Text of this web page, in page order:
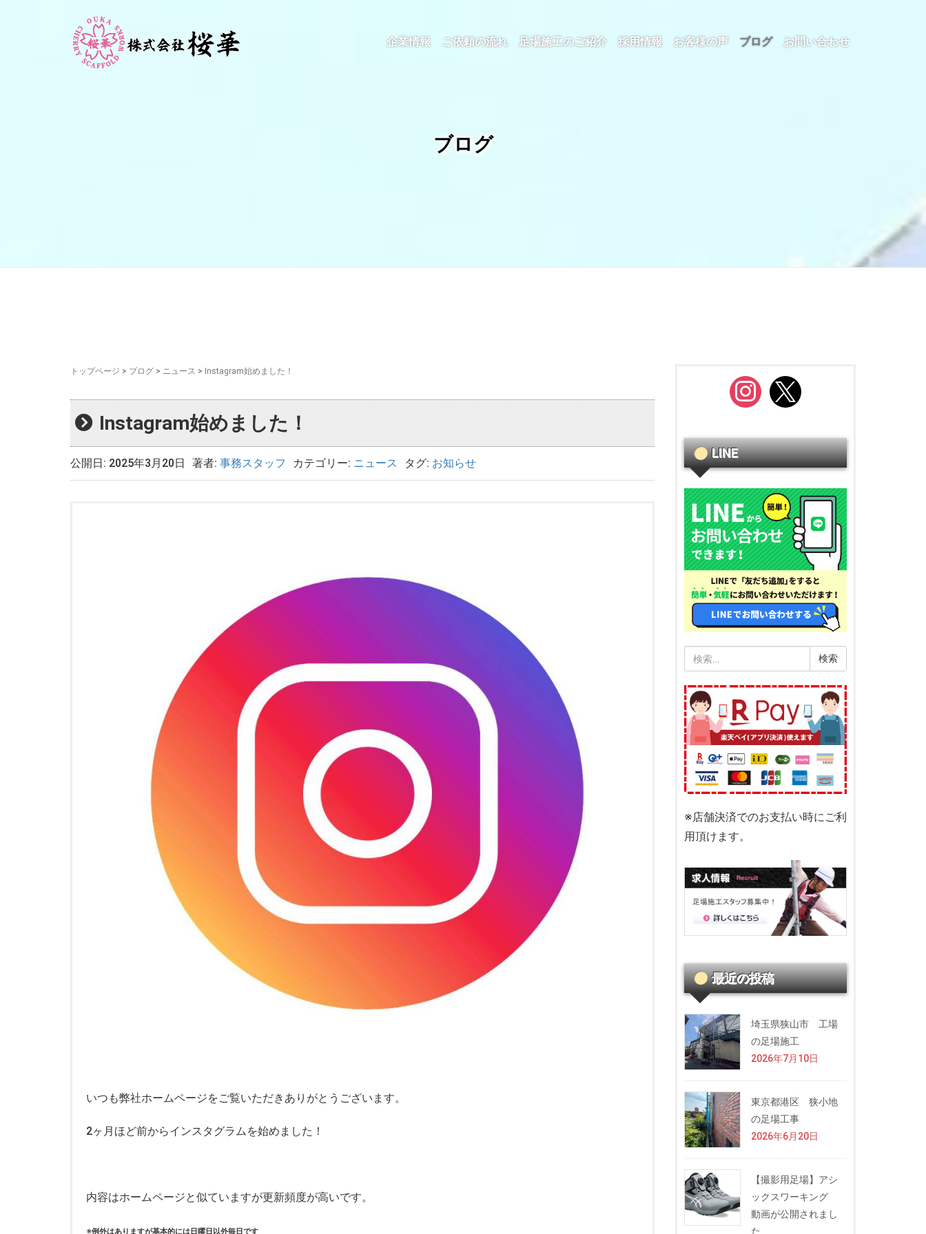
企業情報 ご依頼の流れ 足場施工のご紹介 採用情報 お客様の声 ブログ お問い合わせ
ブログ
トップページ > ブログ > ニュース > Instagram始めました！
Instagram始めました！
公開日: 2025年3月20日 著者: 事務スタッフ カテゴリー: ニュース タグ: お知らせ
いつも弊社ホームページをご覧いただきありがとうございます。
2ヶ月ほど前からインスタグラムを始めました！
内容はホームページと似ていますが更新頻度が高いです。
※例外はありますが基本的には日曜日以外毎日です
instagram
x
LINE
索:
※店舗決済でのお支払い時にご利
用頂けます。
最近の投稿
埼玉県狭山市 工場
の足場施工
2026年7月10日
東京都港区 狭小地
の足場工事
2026年6月20日
【撮影用足場】アシ
ックスワーキング
動画が公開されまし
た